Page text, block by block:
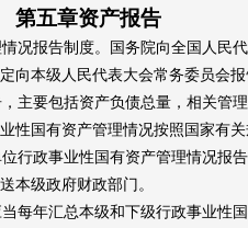
第五章资产报告
况报告制度。国务院向全国人民
向本级人民代表大会常务委员会报
主要包括资产负债总量，相关管
性国有资产管理情况按照国家有关
行政事业性国有资产管理情况报
本级政府财政部门。
每年汇总本级和下级行政事业性